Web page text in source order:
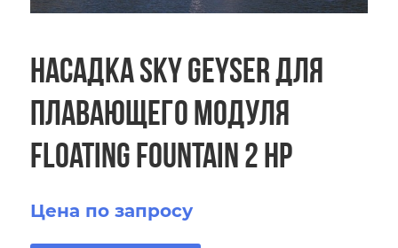
Насадка Sky Geyser для
плавающего модуля
Floating Fountain 2 HP
Цена по запросу